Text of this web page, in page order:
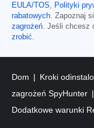
EULA/TOS
Polityki
rabatowych . Zapoznaj
zagrożeń . Jeśli chcesz
zrobić
Dom Kroki
zagrożeń SpyHunter
Dodatkowe warunki